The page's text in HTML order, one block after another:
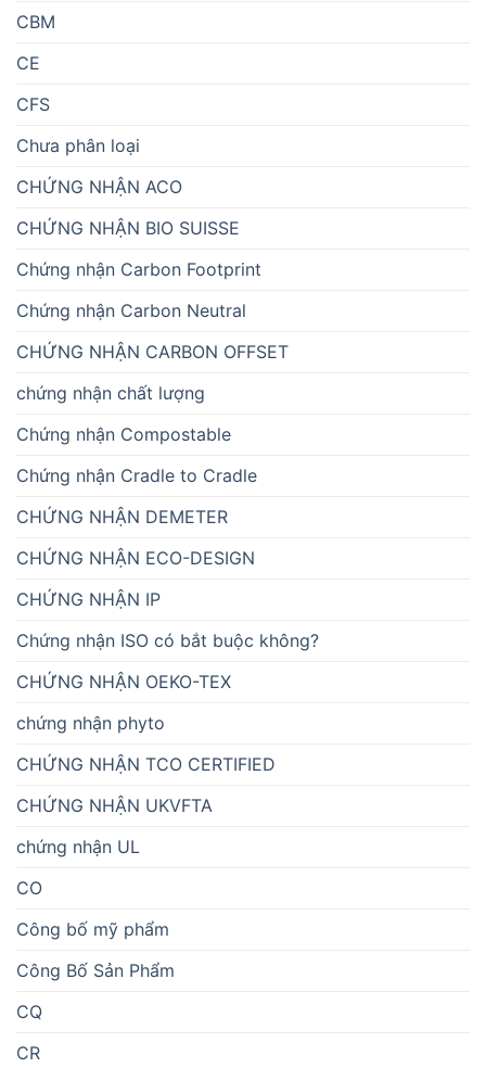
CBM
CE
CFS
Chưa phân loại
CHỨNG NHẬN ACO
CHỨNG NHẬN BIO SUISSE
Chứng nhận Carbon Footprint
Chứng nhận Carbon Neutral
CHỨNG NHẬN CARBON OFFSET
chứng nhận chất lượng
Chứng nhận Compostable
Chứng nhận Cradle to Cradle
CHỨNG NHẬN DEMETER
CHỨNG NHẬN ECO-DESIGN
CHỨNG NHẬN IP
Chứng nhận ISO có bắt buộc không?
CHỨNG NHẬN OEKO-TEX
chứng nhận phyto
CHỨNG NHẬN TCO CERTIFIED
CHỨNG NHẬN UKVFTA
chứng nhận UL
CO
Công bố mỹ phẩm
Công Bố Sản Phẩm
CQ
CR